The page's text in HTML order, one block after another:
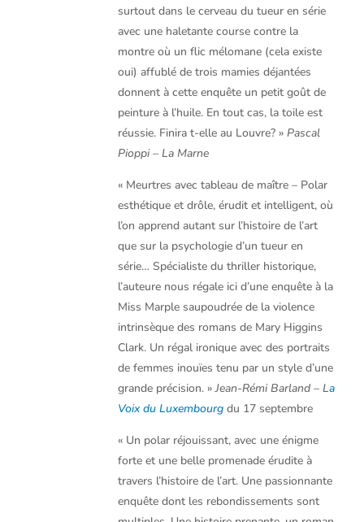
surtout dans le cerveau du tueur en série
avec une haletante course contre la
montre où un flic mélomane (cela existe
oui) affublé de trois mamies déjantées
donnent à cette enquête un petit goût de
peinture à l’huile. En tout cas, la toile est
réussie. Finira t-elle au Louvre? » Pascal
Pioppi – La Marne
« Meurtres avec tableau de maître – Polar
esthétique et drôle, érudit et intelligent, où
l’on apprend autant sur l’histoire de l’art
que sur la psychologie d’un tueur en
série… Spécialiste du thriller historique,
l’auteure nous régale ici d’une enquête à la
Miss Marple saupoudrée de la violence
intrinsèque des romans de Mary Higgins
Clark. Un régal ironique avec des portraits
de femmes inouïes tenu par un style d’une
grande précision. »Jean-Rémi Barland – La
Voix du Luxembourgdu 17 septembre
« Un polar réjouissant, avec une énigme
forte et une belle promenade érudite à
travers l’histoire de l’art. Une passionnante
enquête dont les rebondissements sont